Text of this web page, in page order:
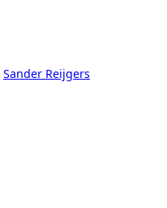
Sander Reijgers